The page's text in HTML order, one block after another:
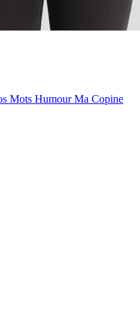
Mots Humour Ma Copine